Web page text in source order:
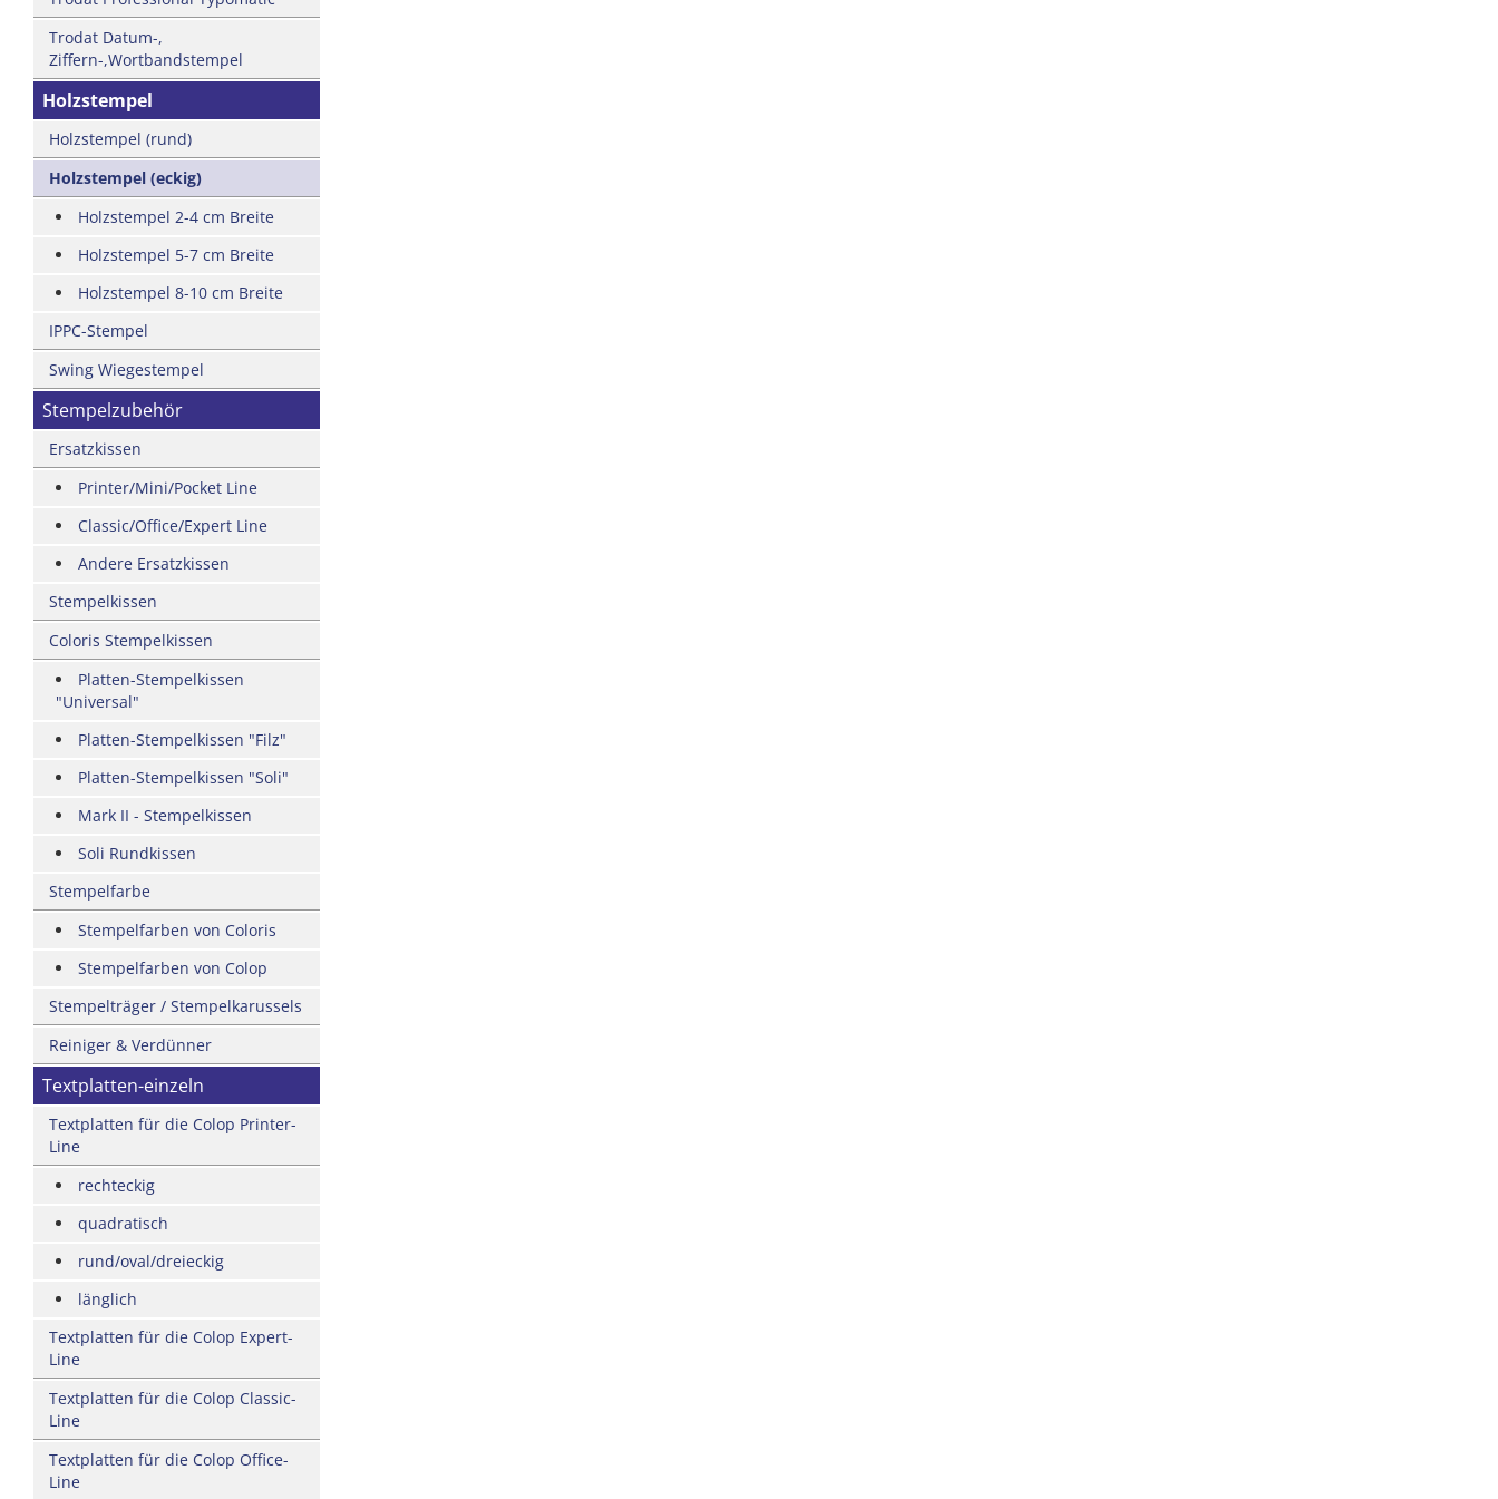
Trodat Datum-,
Ziffern-,Wortbandstempel
Holzstempel
Holzstempel (rund)
Holzstempel (eckig)
Holzstempel 2-4 cm Breite
Holzstempel 5-7 cm Breite
Holzstempel 8-10 cm Breite
IPPC-Stempel
Swing Wiegestempel
Stempelzubehör
Ersatzkissen
Printer/Mini/Pocket Line
Classic/Office/Expert Line
Andere Ersatzkissen
Stempelkissen
Coloris Stempelkissen
Platten-Stempelkissen
"Universal"
Platten-Stempelkissen "Filz"
Platten-Stempelkissen "Soli"
Mark II - Stempelkissen
Soli Rundkissen
Stempelfarbe
Stempelfarben von Coloris
Stempelfarben von Colop
Stempelträger / Stempelkarussels
Reiniger & Verdünner
Textplatten-einzeln
Textplatten für die Colop Printer-
Line
rechteckig
quadratisch
rund/oval/dreieckig
länglich
Textplatten für die Colop Expert-
Line
Textplatten für die Colop Classic-
Line
Textplatten für die Colop Office-
Line